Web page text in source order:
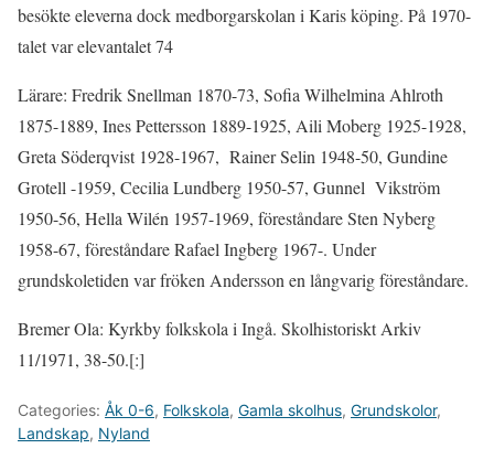
besökte eleverna dock medborgarskolan i Karis köping. På 1970-
talet var elevantalet 74
Lärare: Fredrik Snellman 1870-73, Sofia Wilhelmina Ahlroth
1875-1889, Ines Pettersson 1889-1925, Aili Moberg 1925-1928,
Greta Söderqvist 1928-1967, Rainer Selin 1948-50, Gundine
Grotell -1959, Cecilia Lundberg 1950-57, Gunnel Vikström
1950-56, Hella Wilén 1957-1969, föreståndare Sten Nyberg
1958-67, föreståndare Rafael Ingberg 1967-. Under
grundskoletiden var fröken Andersson en långvarig föreståndare.
Bremer Ola: Kyrkby folkskola i Ingå. Skolhistoriskt Arkiv
11/1971, 38-50.[:]
Categories: Åk 0-6, Folkskola, Gamla skolhus, Grundskolor,
Landskap, Nyland